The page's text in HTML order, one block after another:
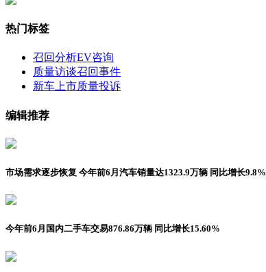
热门标签
召回分析EV咨询
质量访谈召回事件
新车上市质量投诉
编辑推荐
市场需求逐步恢复 今年前6月汽车销量达1323.9万辆 同比增长9.8%
今年前6月国内二手车交易876.86万辆 同比增长15.60%